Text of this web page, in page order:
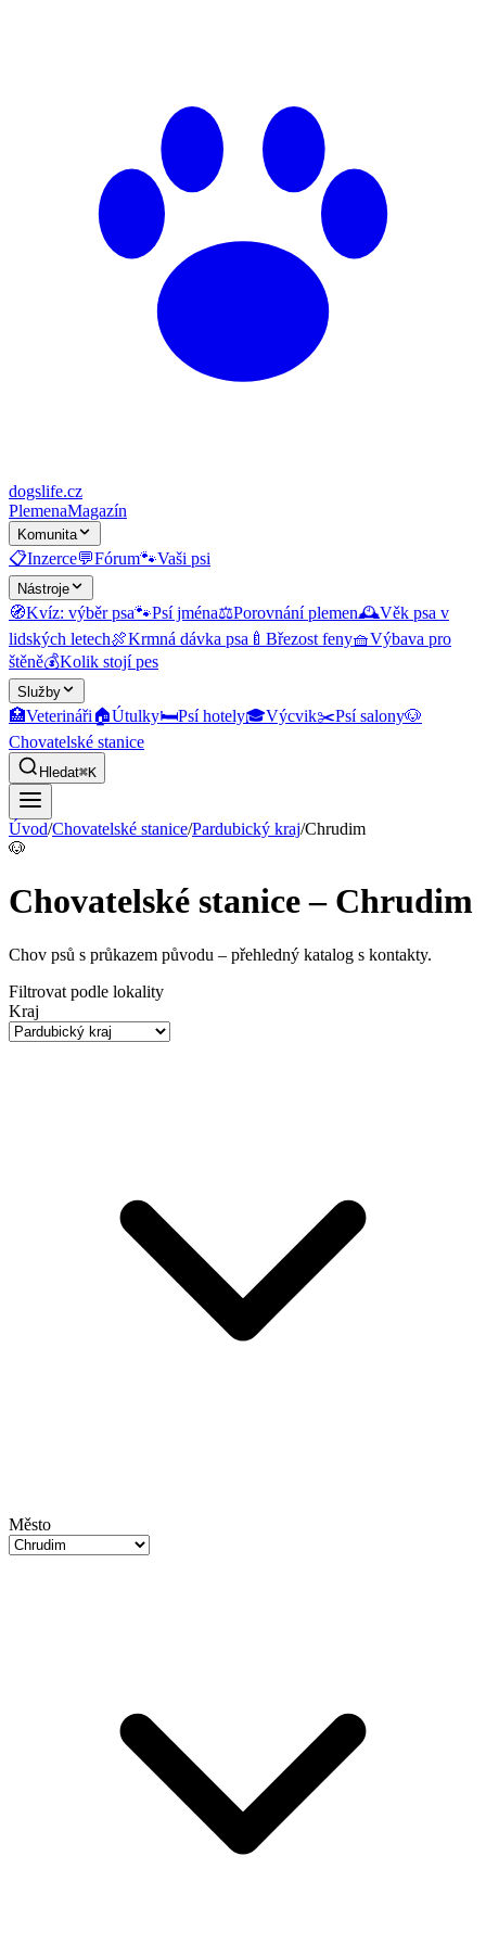
dogslife.cz
PlemenaMagazín
Komunita
📋Inzerce💬Fórum🐾Vaši psi
Nástroje
🧭Kvíz: výběr psa🐾Psí jména⚖️Porovnání plemen🕰️Věk psa v
lidských letech🍖Krmná dávka psa 🍼 Březost feny🧺Výbava pro
štěně💰Kolik stojí pes
Služby
🏥Veterináři🏠Útulky🛏️Psí hotely🎓Výcvik✂️Psí salony🐶
Chovatelské stanice
Hledat⌘K
Úvod/Chovatelské stanice/Pardubický kraj/Chrudim
🐶
Chovatelské stanice – Chrudim
Chov psů s průkazem původu – přehledný katalog s kontakty.
Filtrovat podle lokality
Kraj
Město